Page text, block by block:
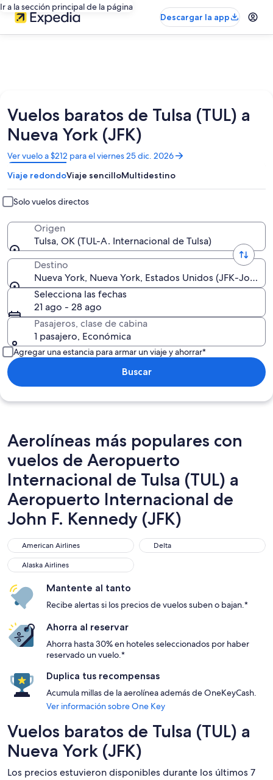
Ir a la sección principal de la página
Descargar la app
Vuelos baratos de Tulsa (TUL) a
Nueva York (JFK)
Ver vuelo a $212 para el viernes 25 dic. 2026
Se
abrirá
en
una
nueva
ventana
Viaje redondoViaje sencilloMultidestino
Solo vuelos directos
Origen
Tulsa, OK (TUL-A. Internacional de Tulsa)
Destino
Nueva York, Nueva York, Estados Unidos (JFK-John
Selecciona las fechas
21 ago - 28 ago
Pasajeros, clase de cabina
1 pasajero, Económica
Agregar una estancia para armar un viaje y ahorrar*
Buscar
Aerolíneas más populares con
vuelos de Aeropuerto
Internacional de Tulsa (TUL) a
Aeropuerto Internacional de
John F. Kennedy (JFK)
American Airlines
American Airlines Delta
Delta
Alaska Airlines
Alaska Airlines
Mantente al tanto
Recibe alertas si los precios de vuelos suben o bajan.*
Ahorra al reservar
Ahorra hasta 30% en hoteles seleccionados por haber
reservado un vuelo.*
Duplica tus recompensas
Acumula millas de la aerolínea además de OneKeyCash.
Ver información sobre One Key
Vuelos baratos de Tulsa (TUL) a
Nueva York (JFK)
Los precios estuvieron disponibles durante los últimos 7